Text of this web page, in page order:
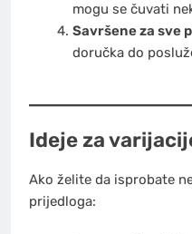
mogu se čuvati
Savršene za sve
doručka do
Ideje za
Ako želite da isprobate
prijedloga: